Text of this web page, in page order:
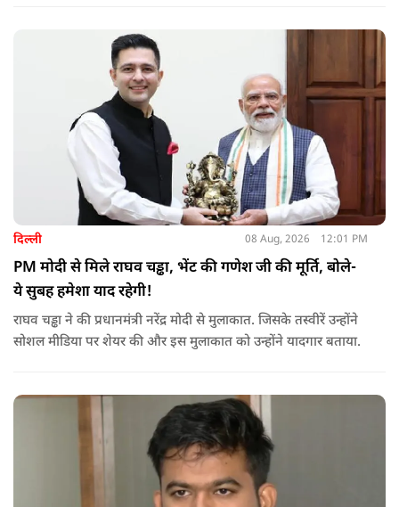
दिल्ली 08 Aug, 2026 12:01 PM
PM मोदी से मिले राघव चड्ढा, भेंट की गणेश जी की मूर्ति, बोले-
ये सुबह हमेशा याद रहेगी!
राघव चड्ढा ने की प्रधानमंत्री नरेंद्र मोदी से मुलाकात. जिसके तस्वीरें उन्होंने
सोशल मीडिया पर शेयर की और इस मुलाकात को उन्होंने यादगार बताया.